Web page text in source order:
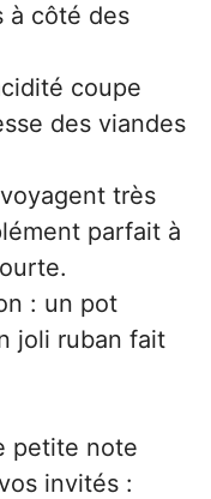
à côté des
coupe
des viandes
très
parfait à
: un pot
joli ruban fait
petite note
invités :